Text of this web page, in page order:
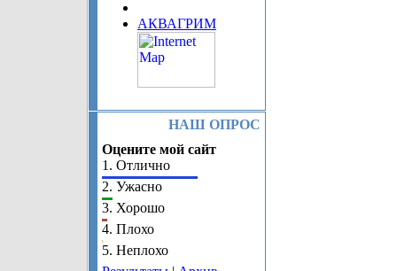
АКВАГРИМ
НАШ ОПРОС
Оцените мой сайт
1. Отлично
2. Ужасно
3. Хорошо
4. Плохо
5. Неплохо